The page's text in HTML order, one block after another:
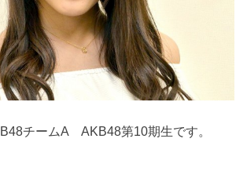
チームA AKB48第10期生です。